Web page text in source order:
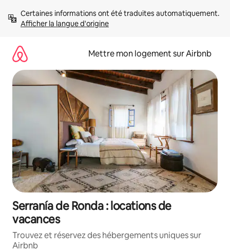
directement
Afficher la langue d'origine
Mettre mon logement sur Airbnb
Serranía de Ronda : locations de
vacances
Trouvez et réservez des hébergements uniques sur
Airbnb